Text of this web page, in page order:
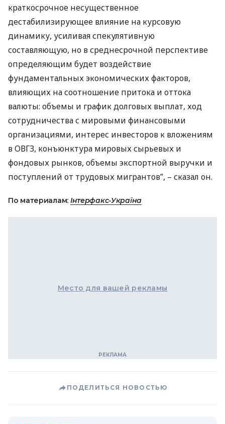
краткосрочное несущественное
дестабилизирующее влияние на курсовую
динамику, усиливая спекулятивную
составляющую, но в среднесрочной перспективе
определяющим будет воздействие
фундаментальных экономических факторов,
влияющих на соотношение притока и оттока
валюты: объемы и график долговых выплат, ход
сотрудничества с мировыми финансовыми
организациями, интерес инвесторов к вложениям
вОВГЗ, конъюнктура мировых сырьевых и
фондовых рынков, объемы экспортной выручки и
поступлений от трудовых мигрантов”, – сказал он.
По материалам: Інтерфакс-Україна
Место для вашей рекламы
ПОДЕЛИТЬСЯ НОВОСТЬЮ